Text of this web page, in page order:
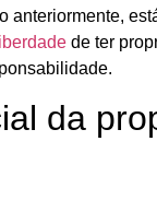
anteriormente,
liberdadede ter
da